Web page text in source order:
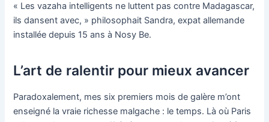
« Les vazaha intelligents ne luttent pas contre Madagascar,
ils dansent avec, » philosophait Sandra, expat allemande
installée depuis 15 ans à Nosy Be.
L’art de ralentir pour mieux avancer
Paradoxalement, mes six premiers mois de galère m’ont
enseigné la vraie richesse malgache : le temps. Là où Paris